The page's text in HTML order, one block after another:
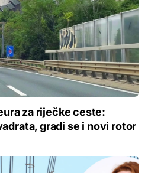
za riječke ceste:
gradi se i novi rotor